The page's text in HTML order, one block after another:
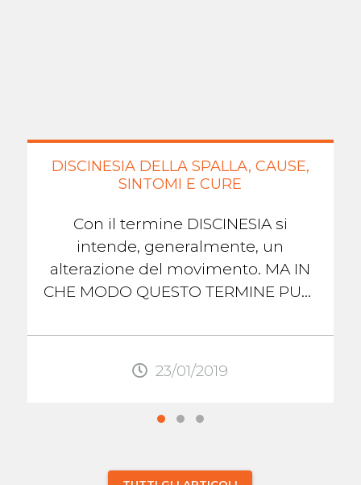
DISCINESIA DELLA SPALLA, CAUSE,
SINTOMI E CURE
Con il termine DISCINESIA si
intende, generalmente, un
alterazione del movimento. MA IN
CHE MODO QUESTO TERMINE PUO’
UN’ARTICOLAZIONE COME LA
SPALLA? Nella ...
23/01/2019